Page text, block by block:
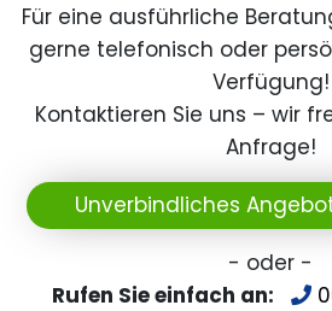
Für eine ausführliche
gerne telefonisch oder
Verfügung!
Kontaktieren Sie uns – wir
Anfrage!
Unverbindliches
- oder -
Rufen Sie einfach an: